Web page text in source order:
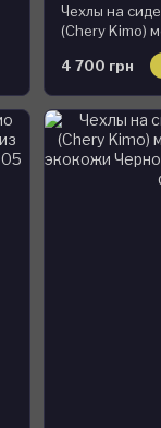
Чехлы на
(Chery Kimo)
экокожи
4 700 грн